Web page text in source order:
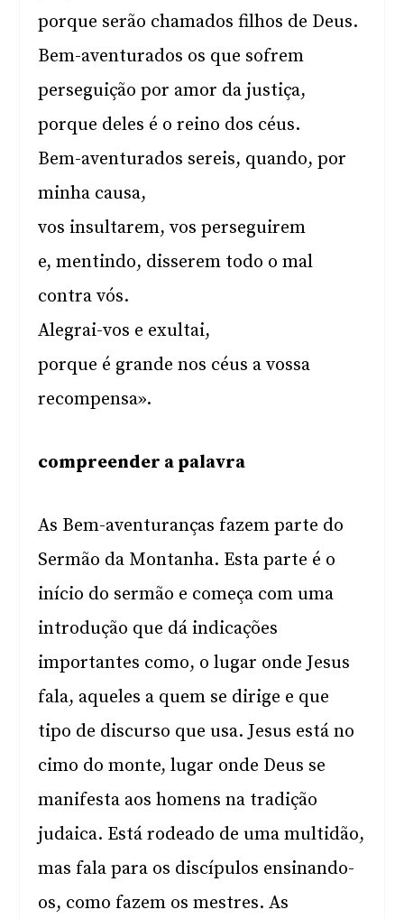
porque serão chamados filhos de Deus.
Bem-aventurados os que sofrem
perseguição por amor da justiça,
porque deles é o reino dos céus.
Bem-aventurados sereis, quando, por
minha causa,
vos insultarem, vos perseguirem
e, mentindo, disserem todo o mal
contra vós.
Alegrai-vos e exultai,
porque é grande nos céus a vossa
recompensa».
compreender a palavra
As Bem-aventuranças fazem parte do
Sermão da Montanha. Esta parte é o
início do sermão e começa com uma
introdução que dá indicações
importantes como, o lugar onde Jesus
fala, aqueles a quem se dirige e que
tipo de discurso que usa. Jesus está no
cimo do monte, lugar onde Deus se
manifesta aos homens na tradição
judaica. Está rodeado de uma multidão,
mas fala para os discípulos ensinando-
os, como fazem os mestres. As